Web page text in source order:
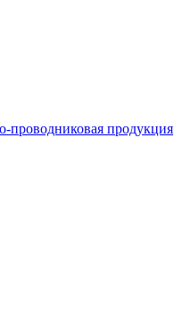
проводниковая продукция